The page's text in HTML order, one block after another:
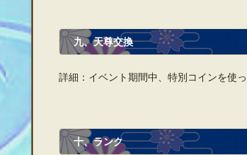
九、天尊交換
詳細：イベント期間中、特別コインを使
十、ランク